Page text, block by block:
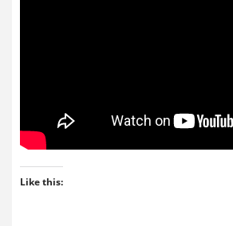
Like this: